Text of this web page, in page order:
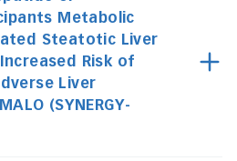
Metabolic
Steatotic Liver
Risk of
Liver
(SYNERGY-